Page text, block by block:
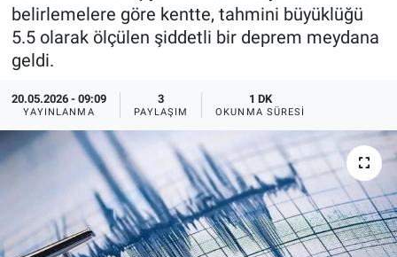
belirlemelere göre kentte, tahmini büyüklüğü
5.5 olarak ölçülen şiddetli bir deprem meydana
geldi.
20.05.2026 - 09:09
YAYINLANMA
3
PAYLAŞIM
1 DK
OKUNMA SÜRESI